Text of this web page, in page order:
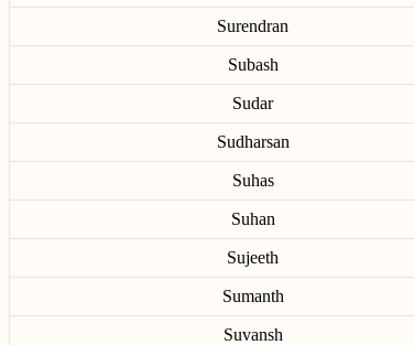
Surendran
Subash
Sudar
Sudharsan
Suhas
Suhan
Sujeeth
Sumanth
Suvansh